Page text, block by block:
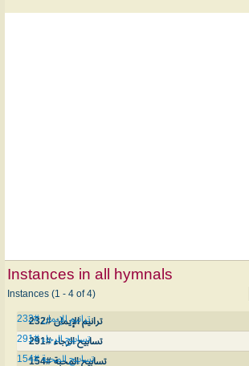
Instances in all hymnals
Instances (1 - 4 of 4)
ترانيم الإيمان #232
ترانيم الإيمان #232
تسابيح الرجاء #291
تسابيح الرجاء #291
تسابيح المحبة #154
تسابيح المحبة #154